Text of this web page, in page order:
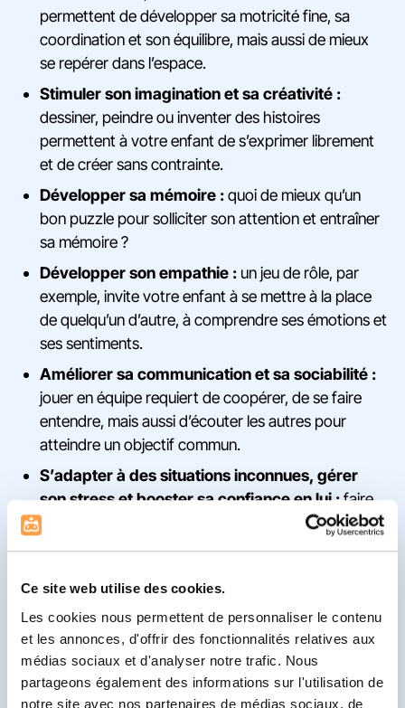
Ce site web utilise des cookies.
Les cookies nous permettent de personnaliser le contenu
et les annonces, d'offrir des fonctionnalités relatives aux
médias sociaux et d'analyser notre trafic. Nous
partageons également des informations sur l'utilisation de
notre site avec nos partenaires de médias sociaux, de
permettent de développer sa motricité fine, sa
coordination et son équilibre, mais aussi de mieux
se repérer dans l’espace.
Stimuler son imagination et sa créativité :
dessiner, peindre ou inventer des histoires
permettent à votre enfant de s’exprimer librement
et de créer sans contrainte.
Développer sa mémoire :quoi de mieux qu’un
bon puzzle pour solliciter son attention et entraîner
sa mémoire ?
Développer son empathie : un jeu de rôle, par
exemple, invite votre enfant à se mettre à la place
de quelqu’un d’autre, à comprendre ses émotions et
ses sentiments.
Améliorer sa communication et sa sociabilité :
jouer en équipe requiert de coopérer, de se faire
entendre, mais aussi d’écouter les autres pour
atteindre un objectif commun.
S’adapter à des situations inconnues, gérer
son stress et booster sa confiance en lui :faire
face à l’inconnu et sortir de sa zone de confort lui
lui n’en sera que renforcée.
Mettre l’échec en perspective et apprendre la
persévérance :en jouant, votre enfant apprendra
à gagner, mais aussi à perdre. Il devra gérer la
frustration et persévérer malgré les difficultés